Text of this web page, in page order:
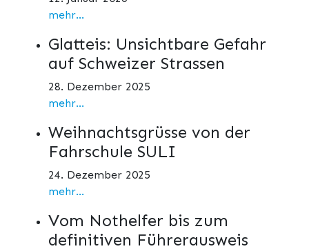
mehr...
Glatteis: Unsichtbare Gefahr
auf Schweizer Strassen
28. Dezember 2025
mehr...
Weihnachtsgrüsse von der
Fahrschule SULI
24. Dezember 2025
mehr...
Vom Nothelfer bis zum
definitiven Führerausweis